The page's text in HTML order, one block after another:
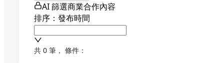
AI 篩選商業合作內容
排序：發布時間
共 0 筆 ， 條件：